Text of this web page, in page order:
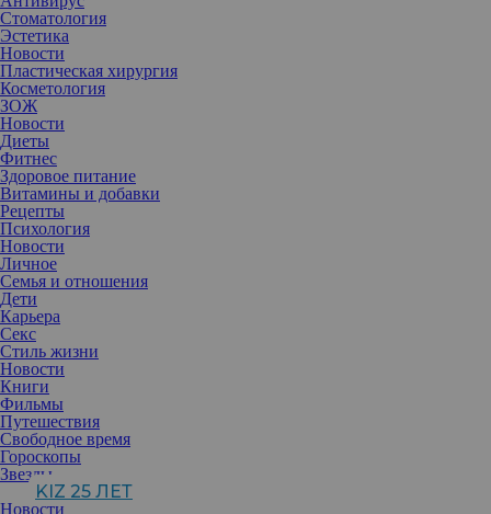
Стоматология
Эстетика
Новости
Пластическая хирургия
Косметология
ЗОЖ
Новости
Диеты
Фитнес
Здоровое питание
Витамины и добавки
Рецепты
Психология
Новости
Личное
Семья и отношения
Дети
Карьера
Секс
Стиль жизни
Новости
Книги
Фильмы
Путешествия
Свободное время
Гороскопы
Звезды
KIZ 25 ЛЕТ
Новости
различиях
Алена:Я считаю, что мы с дочерью похожи, но у нас разная
«масть». Маша более яркая. Когда смотришь на нас, может
показаться, что мы совершенно разные: у меня круглые глаза, у
нее миндалевидные, и так далее, сплошные
противоположности. И все же общие черты у нас есть, просто
заметны они в движении — в облике, повадках, взгляде. Что
касается характеров, то они у нас разные абсолютно. Конечно, в
общечеловеческих вещах мы совпадаем, просто у нас единые
моральные установки.